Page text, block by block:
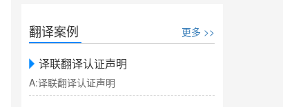
翻译案例 更多 >>
译联翻译认证声明
A:译联翻译认证声明